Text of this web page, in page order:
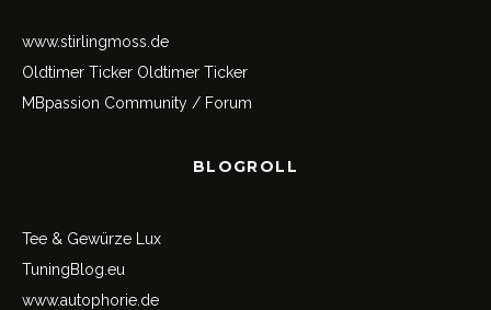
www.stirlingmoss.de
Oldtimer Ticker Oldtimer Ticker
MBpassion Community / Forum
BLOGROLL
Tee & Gewürze Lux
TuningBlog.eu
www.autophorie.de